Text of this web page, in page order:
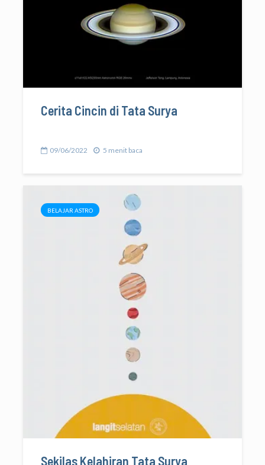
Cerita Cincin di Tata Surya
09/06/2022 5 menit baca
BELAJAR ASTRO
Sekilas Kelahiran Tata Surya